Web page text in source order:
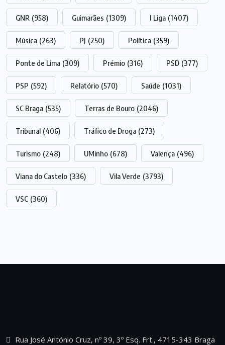
GNR (958) Guimarães (1309) I Liga (1407)
Música (263) PJ (250) Política (359)
Ponte de Lima (309) Prémio (316) PSD (377)
PSP (592) Relatório (570) Saúde (1031)
SC Braga (535) Terras de Bouro (2046)
Tribunal (406) Tráfico de Droga (273)
Turismo (248) UMinho (678) Valença (496)
Viana do Castelo (336) Vila Verde (3793)
VSC (360)
Rua José António Cruz, nº 39, 3º Esq. Frt., 4715-343 Braga